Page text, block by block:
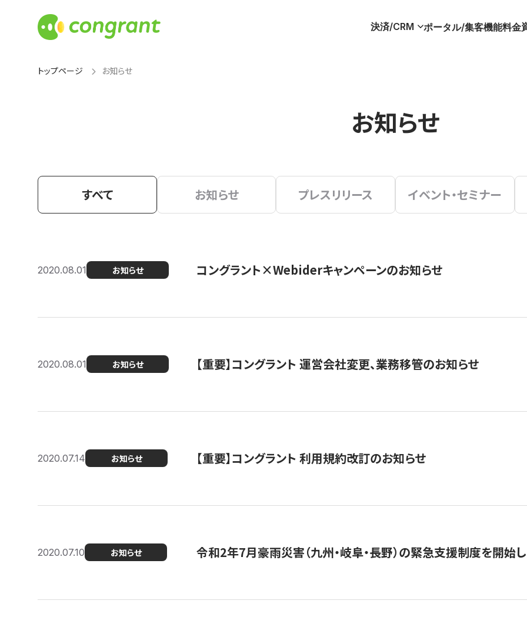
決済/CRM ポータル/集客機能料金
トップページ お知らせ
お知らせ
すべて お知らせ プレスリリース イベント・セミナー
2020.08.01 お知らせ コングラント×Webiderキャンペーンのお知らせ
2020.08.01 お知らせ 【重要】コングラント 運営会社変更、業務移管のお知らせ
2020.07.14 お知らせ 【重要】コングラント 利用規約改訂のお知らせ
2020.07.10 お知らせ 令和2年7月豪雨災害（九州・岐阜・長野）の緊急支援制度を開始